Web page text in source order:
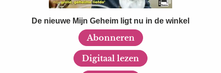
De nieuwe Mijn Geheim ligt nu in de winkel
Abonneren
Digitaal lezen